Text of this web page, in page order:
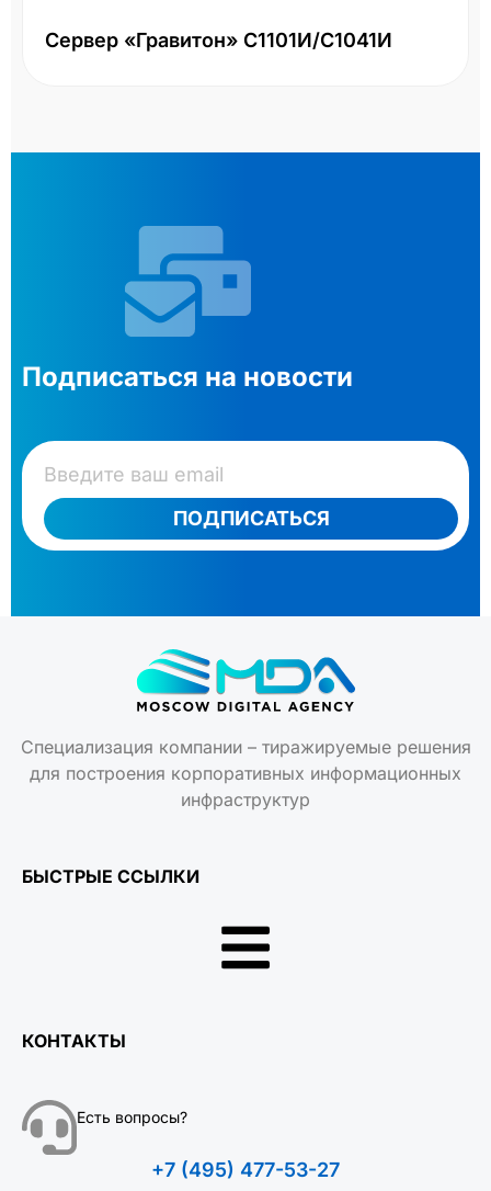
Сервер «Гравитон» С1101И/С1041И
Подписаться на новости
ПОДПИСАТЬСЯ
Специализация компании – тиражируемые решения
для построения корпоративных информационных
инфраструктур
БЫСТРЫЕ ССЫЛКИ
КОНТАКТЫ
Есть вопросы?
+7 (495) 477-53-27